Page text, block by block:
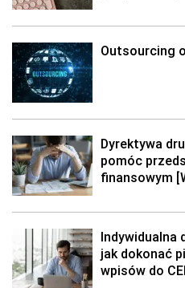
Outsourcing
Dyrektywa
pomóc
finansowym
Indywidualna
jak dokonać
wpisów do